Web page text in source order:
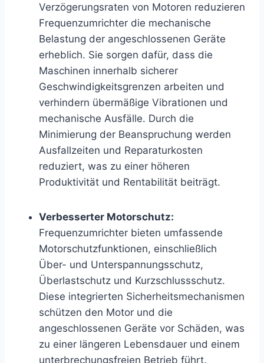
Verzögerungsraten von Motoren reduzieren
Frequenzumrichter die mechanische
Belastung der angeschlossenen Geräte
erheblich. Sie sorgen dafür, dass die
Maschinen innerhalb sicherer
Geschwindigkeitsgrenzen arbeiten und
verhindern übermäßige Vibrationen und
mechanische Ausfälle. Durch die
Minimierung der Beanspruchung werden
Ausfallzeiten und Reparaturkosten
reduziert, was zu einer höheren
Produktivität und Rentabilität beiträgt.
Verbesserter Motorschutz:
Frequenzumrichter bieten umfassende
Motorschutzfunktionen, einschließlich
Über- und Unterspannungsschutz,
Überlastschutz und Kurzschlussschutz.
Diese integrierten Sicherheitsmechanismen
schützen den Motor und die
angeschlossenen Geräte vor Schäden, was
zu einer längeren Lebensdauer und einem
unterbrechungsfreien Betrieb führt.